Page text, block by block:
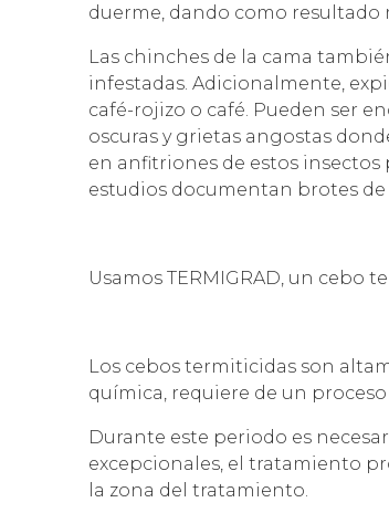
duerme, dando como resultado
Las chinches de la cama
infestadas. Adicionalmente,
café-rojizo o café. Pueden ser
oscuras y grietas angostas
en anfitriones de estos
estudios documentan brotes
Usamos TERMIGRAD, un cebo
Los cebos termiticidas son
química, requiere de un
Durante este periodo es
excepcionales, el tratamiento
la zona del tratamiento.